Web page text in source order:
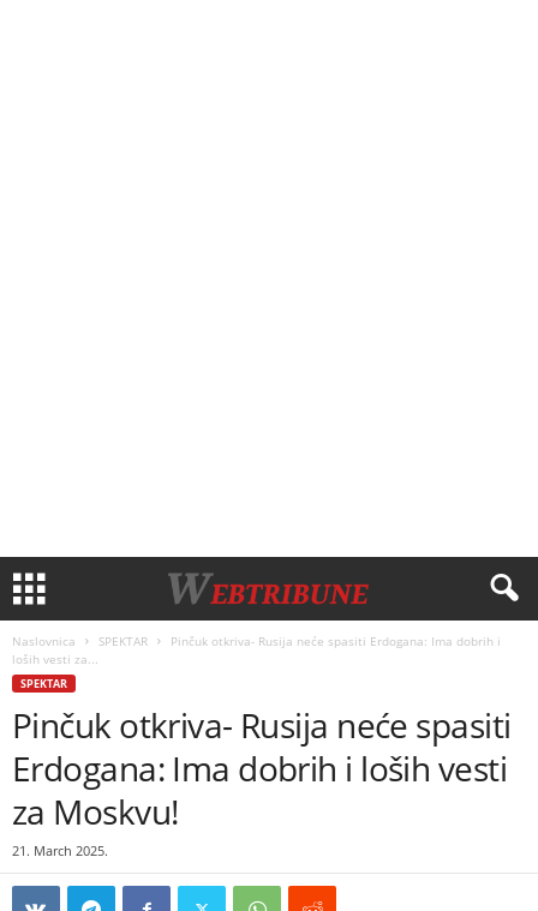
Naslovnica SPEKTAR
Pinčuk otkriva- Rusija neće spasiti Erdogana: Ima dobrih i
loših vesti za...
SPEKTAR
Pinčuk otkriva- Rusija neće spasiti
Erdogana: Ima dobrih i loših vesti
za Moskvu!
21. March 2025.